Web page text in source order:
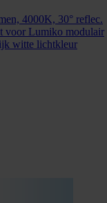
4000K, 30° reflec.
voor Lumiko modulair
witte lichtkleur